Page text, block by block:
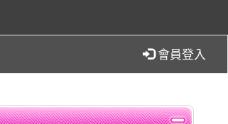
會員登入